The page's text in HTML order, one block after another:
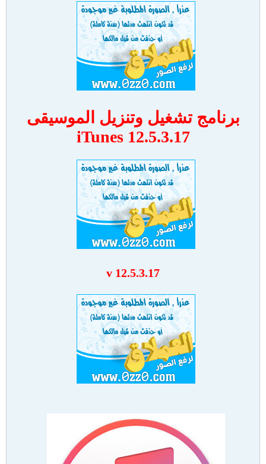
برنامج تشغيل وتنزيل الموسيقى
iTunes 12.5.3.17
v 12.5.3.17